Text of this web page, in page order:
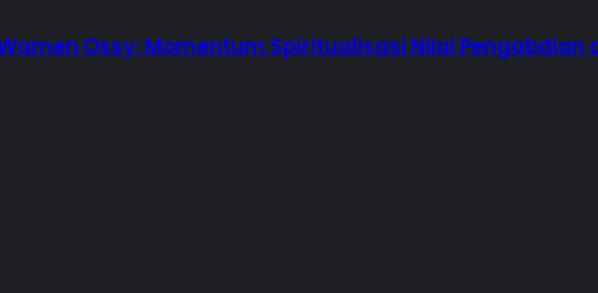
Ossy: Momentum Spiritualisasi Nilai Pengabdian